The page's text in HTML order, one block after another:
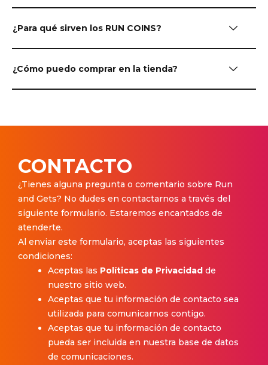
¿Para qué sirven los RUN COINS?
¿Cómo puedo comprar en la tienda?
CONTACTO
¿Tienes alguna pregunta o comentario sobre Run
and Gets? No dudes en contactarnos a través del
siguiente formulario. Estaremos encantados de
atenderte.
Al enviar este formulario, aceptas las siguientes
condiciones:
Aceptas las Políticas de Privacidad de
nuestro sitio web.
Aceptas que tu información de contacto sea
utilizada para comunicarnos contigo.
Aceptas que tu información de contacto
pueda ser incluida en nuestra base de datos
de comunicaciones.